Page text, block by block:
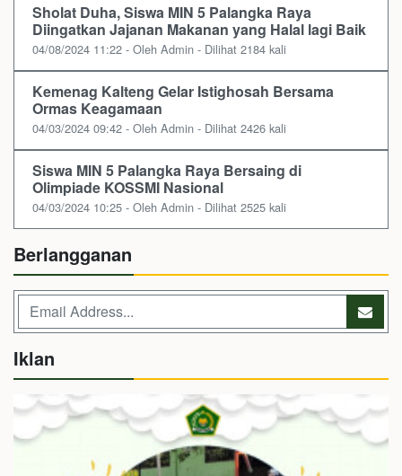
Sholat Duha, Siswa MIN 5 Palangka Raya
Diingatkan Jajanan Makanan yang Halal lagi Baik
04/08/2024 11:22 - Oleh Admin - Dilihat 2184 kali
Kemenag Kalteng Gelar Istighosah Bersama
Ormas Keagamaan
04/03/2024 09:42 - Oleh Admin - Dilihat 2426 kali
Siswa MIN 5 Palangka Raya Bersaing di
Olimpiade KOSSMI Nasional
04/03/2024 10:25 - Oleh Admin - Dilihat 2525 kali
Berlangganan
Iklan